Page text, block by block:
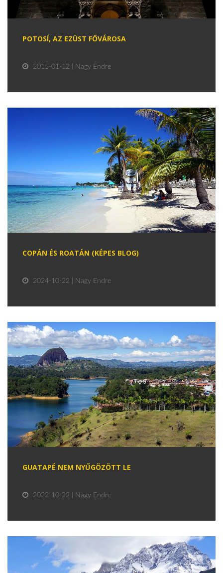
POTOSÍ, AZ EZÜST FŐVÁROSA
2015-01-12 | Nagy Endre
COPÁN ÉS ROATÁN (KÉPES BLOG)
2024-10-22 | Nagy Endre
GUATAPÉ NEM NYŰGÖZÖTT LE
2022-10-22 | Nagy Endre